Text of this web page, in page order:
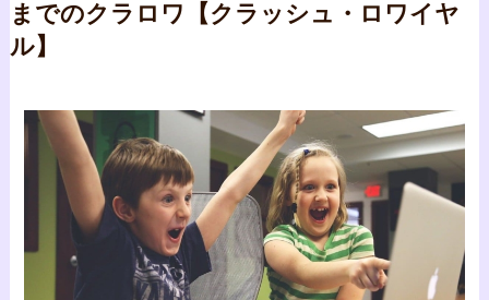
までのクラロワ【クラッシュ・ロワイヤ
ル】